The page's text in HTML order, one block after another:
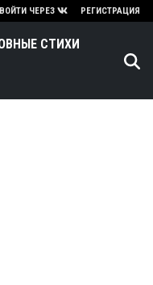
ВОЙТИ ЧЕРЕЗ РЕГИСТРАЦИЯ
СТИХИ